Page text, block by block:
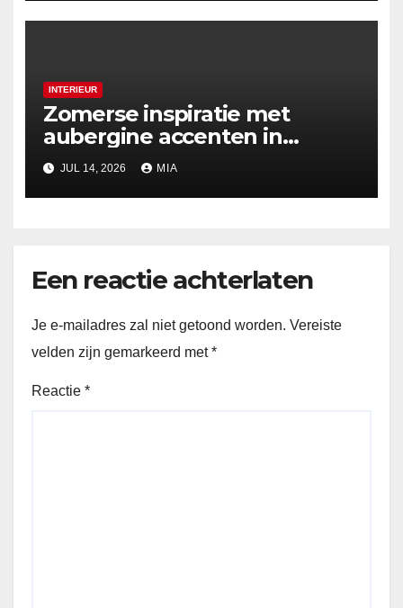
INTERIEUR
Zomerse inspiratie met
aubergine accenten in
tafeldecoratie
JUL 14, 2026 MIA
Een reactie achterlaten
Je e-mailadres zal niet getoond worden. Vereiste
velden zijn gemarkeerd met*
Reactie *